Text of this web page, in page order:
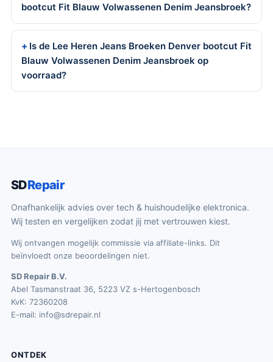
bootcut Fit Blauw Volwassenen Denim Jeansbroek?
Is de Lee Heren Jeans Broeken Denver bootcut Fit
Blauw Volwassenen Denim Jeansbroek op
voorraad?
SDRepair
Onafhankelijk advies over tech & huishoudelijke elektronica.
Wij testen en vergelijken zodat jij met vertrouwen kiest.
Wij ontvangen mogelijk commissie via affiliate-links. Dit
beïnvloedt onze beoordelingen niet.
SD Repair B.V.
Abel Tasmanstraat 36, 5223 VZ s-Hertogenbosch
KvK: 72360208
E-mail: info@sdrepair.nl
ONTDEK